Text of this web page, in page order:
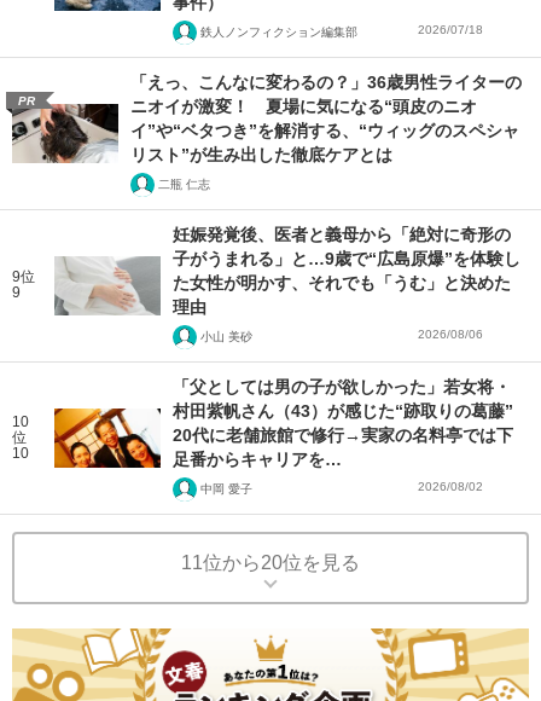
鉄人ノンフィクション編集部 2026/07/18
PR
「えっ、こんなに変わるの？」36歳男性ライターの
ニオイが激変！ 夏場に気になる“頭皮のニオ
イ”や“ベタつき”を解消する、“ウィッグのスペシャ
リスト”が生み出した徹底ケアとは
二瓶 仁志
9位
9
妊娠発覚後、医者と義母から「絶対に奇形の
子がうまれる」と…9歳で“広島原爆”を体験し
た女性が明かす、それでも「うむ」と決めた
理由
小山 美砂 2026/08/06
10
位
10
「父としては男の子が欲しかった」若女将・
村田紫帆さん（43）が感じた“跡取りの葛藤”
20代に老舗旅館で修行→実家の名料亭では下
足番からキャリアを…
中岡 愛子 2026/08/02
11位から20位を見る